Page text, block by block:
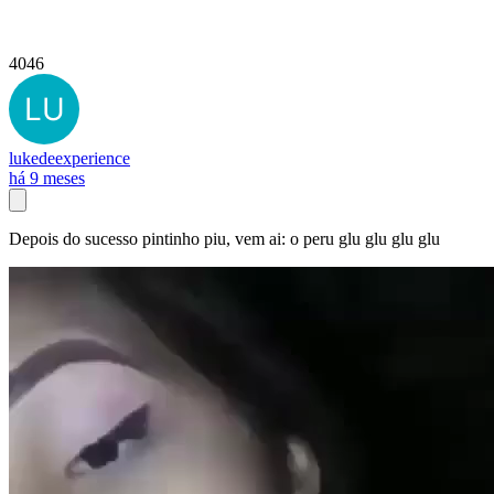
4046
lukedeexperience
há 9 meses
Depois do sucesso pintinho piu, vem ai: o peru glu glu glu glu